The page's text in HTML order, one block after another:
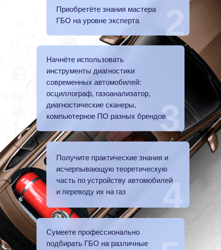
4
3
2
Приобретёте знания мастера
ГБО на уровне эксперта
Начнёте использовать
инструменты диагностики
современных автомобилей:
осциллограф, газоанализатор,
диагностические сканеры,
компьютерное ПО разных брендов
Получите практические знания и
исчерпывающую теоретическую
часть по устройству автомобилей
и переводу их на газ
Сумеете профессионально
подбирать ГБО на различные